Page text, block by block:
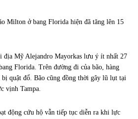
Milton ở bang Florida hiện đã tăng lên 15
địa Mỹ Alejandro Mayorkas lưu ý ít nhất 27
Florida. Trên đường đi của bão, hàng
quật đổ. Bão cũng đồng thời gây lũ lụt tại
vịnh Tampa.
động cứu hộ vẫn tiếp tục diễn ra khi lực